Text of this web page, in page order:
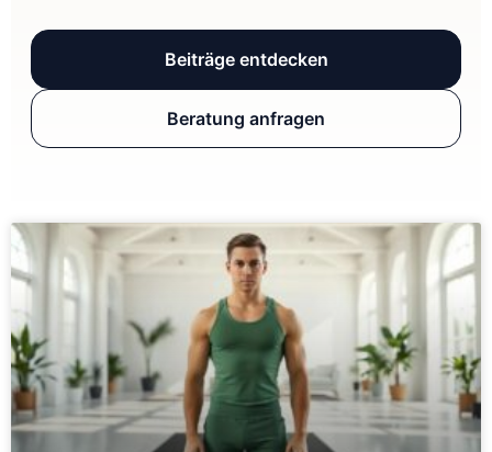
Beiträge entdecken
Beratung anfragen